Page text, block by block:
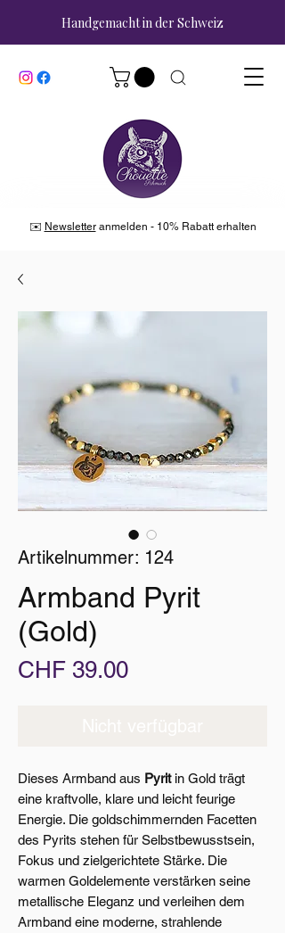
Handgemacht in der Schweiz
✉️ Newsletteranmelden - 10% Rabatt erhalten
Artikelnummer: 124
Armband Pyrit
(Gold)
CHF 39.00Preis
Dieses Armband aus Pyritin Gold trägt
eine kraftvolle, klare und leicht feurige
Energie. Die goldschimmernden Facetten
des Pyrits stehen für Selbstbewusstsein,
Fokus und zielgerichtete Stärke. Die
warmen Goldelemente verstärken seine
metallische Eleganz und verleihen dem
Armband eine moderne, strahlende